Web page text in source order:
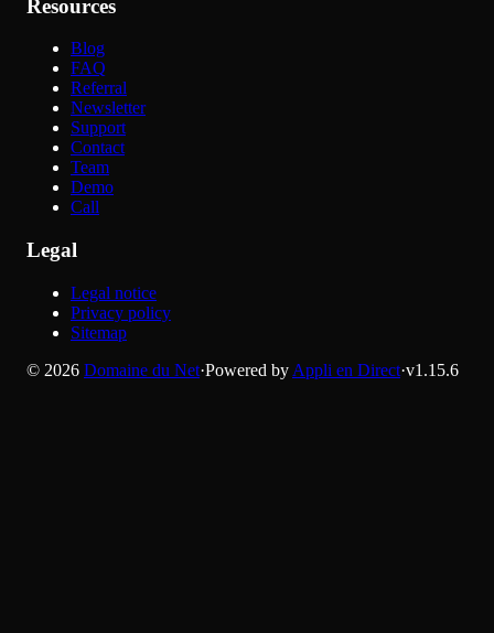
Resources
Blog
FAQ
Referral
Newsletter
Support
Contact
Team
Demo
Call
Legal
Legal notice
Privacy policy
Sitemap
© 2026 Domaine du Net·Powered by Appli en Direct·v1.15.6